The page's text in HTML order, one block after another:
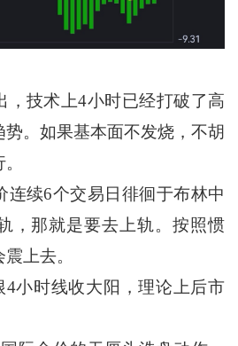
技术上4小时已经打破了高
。如果基本面不发烧，不胡
续6个交易日徘徊于布林中
，那就是要去上轨。按照惯
上去。
时线收大阳，理论上后市